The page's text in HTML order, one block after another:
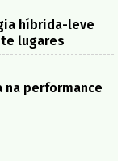
híbrida-leve
lugares
na performance